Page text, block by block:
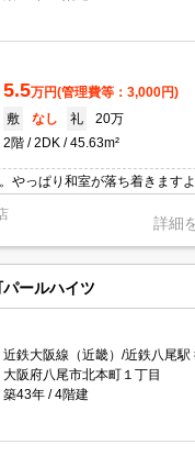
5.5万円(管理費等：3,000円)
敷
なし 礼
20万
2階
2DK 45.63m²
やっぱり和室が落ち着きますよ
詳細
ールハイツ
近鉄大阪線（近畿）/近鉄八尾駅
大阪府八尾市北本町１丁目
築43年
4階建